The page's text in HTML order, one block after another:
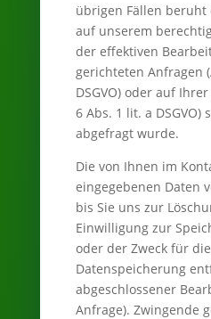
übrigen Fällen
auf unserem
der effektiven
gerichteten Anfragen
DSGVO) oder auf
6 Abs. 1 lit. a DSGVO)
abgefragt wurde.
Die von Ihnen im
eingegebenen Daten
bis Sie uns zur
Einwilligung zur
oder der Zweck für die
Datenspeicherung
abgeschlossener
Anfrage). Zwingende